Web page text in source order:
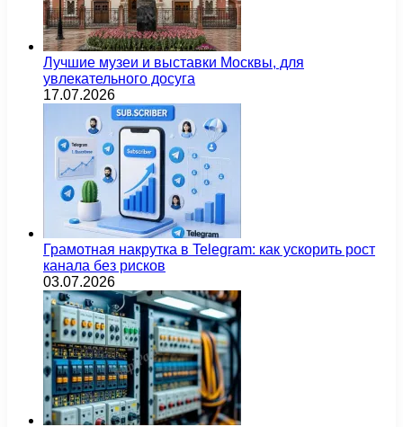
Лучшие музеи и выставки Москвы, для
увлекательного досуга
17.07.2026
Грамотная накрутка в Telegram: как ускорить рост
канала без рисков
03.07.2026